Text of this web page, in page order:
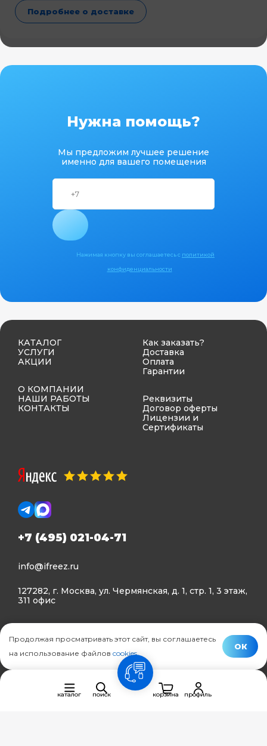
Подробнее о доставке
Нужна помощь?
Мы предложим лучшее решение
именно для вашего помещения
Нажимая кнопку вы соглашаетесь с политикой
конфиденциальности
КАТАЛОГ
УСЛУГИ
АКЦИИ
О КОМПАНИИ
НАШИ РАБОТЫ
КОНТАКТЫ
Как заказать?
Доставка
Оплата
Гарантии
Реквизиты
Договор оферты
Лицензии и
Сертификаты
+7 (495) 021-04-71
info@ifreez.ru
127282, г. Москва, ул. Чермянская, д. 1, стр. 1, 3 этаж,
311 офис
Политика конфиденциальности
© Ifreez - продажа и установка климатической техники,
каталог поиск
связь
корзина
профиль
Продолжая просматривать этот сайт, вы соглашаетесь
на использование файлов cookies.
ОК